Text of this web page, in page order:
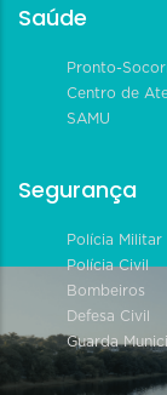
Saúde
Pronto-
Centro de
SAMU
Segurança
Polícia Militar
Polícia Civil
Bombeiros
Defesa Civil
Guarda